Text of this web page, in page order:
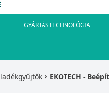
GYÁRTÁSTECHNOLÓGIA
EKOTECH -